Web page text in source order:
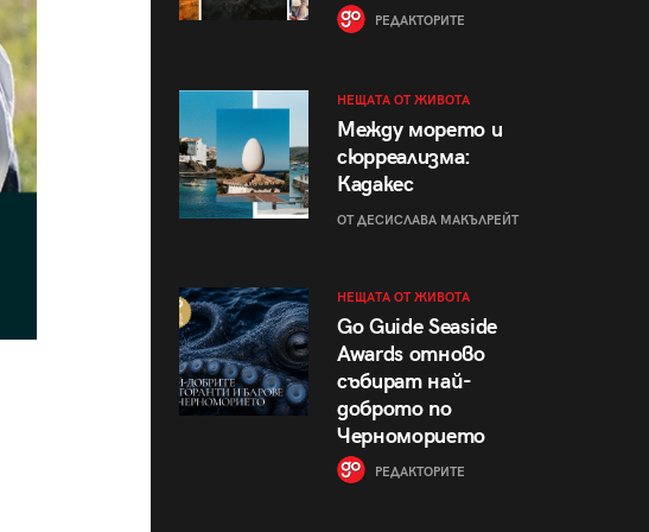
РЕДАКТОРИТЕ
НЕЩАТА ОТ ЖИВОТА
Между морето и
сюрреализма:
Кадакес
ОТ ДЕСИСЛАВА МАКЪЛРЕЙТ
НЕЩАТА ОТ ЖИВОТА
Go Guide Seaside
Awards отново
събират най-
доброто по
Черноморието
РЕДАКТОРИТЕ